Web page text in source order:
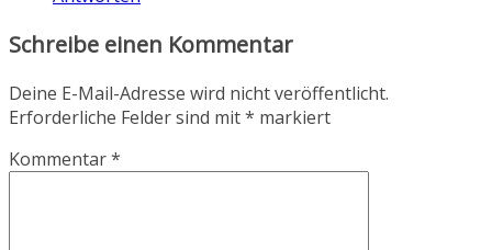
Schreibe einen Kommentar
Deine E-Mail-Adresse wird nicht veröffentlicht.
Erforderliche Felder sind mit* markiert
Kommentar*